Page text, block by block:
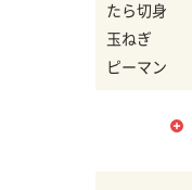
たら切身
玉ねぎ
ピーマン